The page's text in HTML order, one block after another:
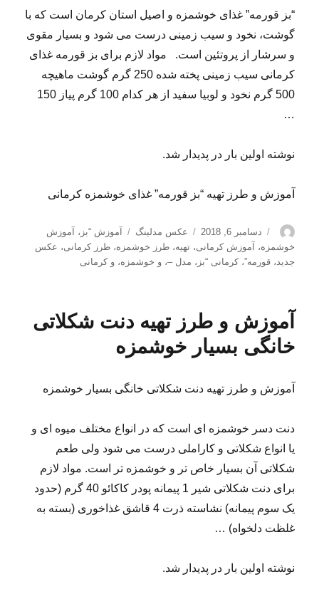
“بز قورمه” غذای خوشمزه و اصیل استان کرمان است که با
گوشت، نخود و سیب زمینی درست می شود و بسیار مقوی
و سرشار از پروتئین است. مواد لازم برای بز قورمه غذای
کرمانی سیب زمینی پخته شده 250 گرم گوشت ماهیچه
500 گرم نخود و لوبیا سفید از هر کدام 100 گرم پیاز 150
…
نوشته اولین بار در پدیدار شد.
آموزش و طرز تهیه “بز قورمه” غذای خوشمزه کرمانی
نویسنده
ارسال
شده
در
دسامبر 6, 2018 دسته‌ها
عکس مدلینگ برچسب‌ها
آموزش “بز ،
آموزش
خوشمزه، آموزش کرمانی،تهیه،طرز خوشمزه،طرز کرمانی، عکس
جدید،قورمه”،کرمانی “بز ، مدل –،و خوشمزه،و کرمانی
آموزش و طرز تهیه دنت شکلاتی
خانگی بسیار خوشمزه
آموزش و طرز تهیه دنت شکلاتی خانگی بسیار خوشمزه
دنت دسر خوشمزه ای است که در انواع مختلف میوه ای و
یا انواع شکلاتی و کاراملی درست می شود ولی طعم
شکلاتی آن بسیار خاص تر و خوشمزه تر است. مواد لازم
برای دنت شکلاتی شیر 1 پیمانه پودر کاکائو 40 گرم (حدود
یک سوم پیمانه) نشاسته ذرت 4 قاشق غذاخوری (بسته به
غلظت دلخواه) …
نوشته اولین بار در پدیدار شد.